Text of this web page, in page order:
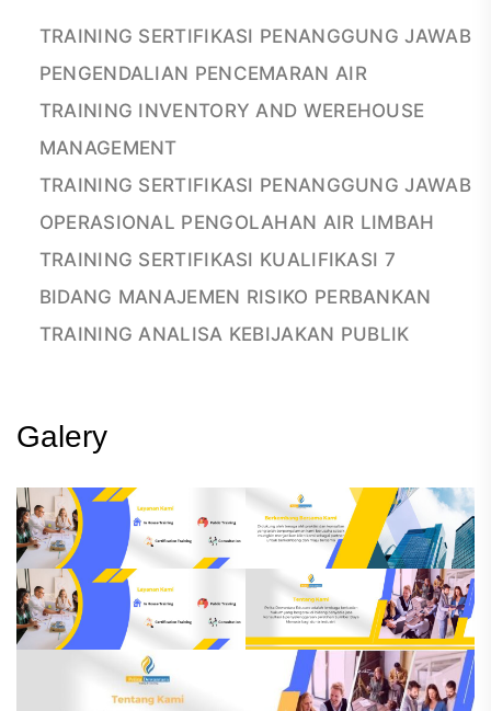
TRAINING SERTIFIKASI PENANGGUNG JAWAB
PENGENDALIAN PENCEMARAN AIR
TRAINING INVENTORY AND WEREHOUSE
MANAGEMENT
TRAINING SERTIFIKASI PENANGGUNG JAWAB
OPERASIONAL PENGOLAHAN AIR LIMBAH
TRAINING SERTIFIKASI KUALIFIKASI 7
BIDANG MANAJEMEN RISIKO PERBANKAN
TRAINING ANALISA KEBIJAKAN PUBLIK
Galery